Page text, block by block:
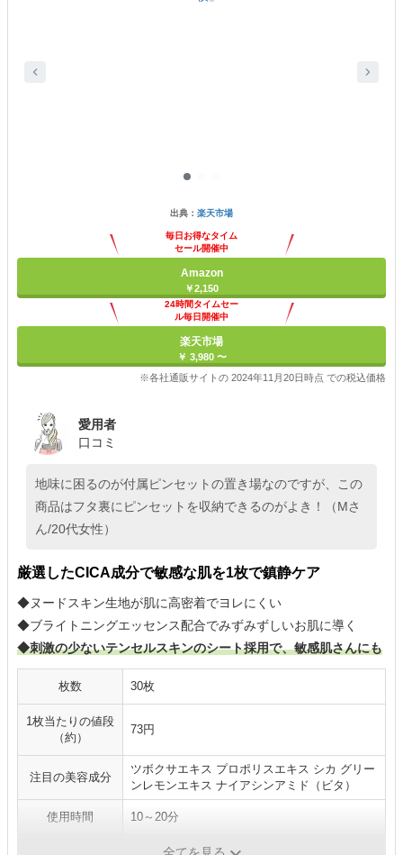
出典： 楽天市場
毎日お得なタイム
セール開催中
Amazon
￥2,150
24時間タイムセー
ル毎日開催中
楽天市場
￥ 3,980 〜
※各社通販サイトの 2024年11月20日時点 での税込価格
愛用者
口コミ
地味に困るのが付属ピンセットの置き場なのですが、この
商品はフタ裏にピンセットを収納できるのがよき！（Mさ
ん/20代女性）
厳選したCICA成分で敏感な肌を1枚で鎮静ケア
◆ヌードスキン生地が肌に高密着でヨレにくい
◆ブライトニングエッセンス配合でみずみずしいお肌に導く
◆刺激の少ないテンセルスキンのシート採用で、敏感肌さんにも
枚数 30枚
1枚当たりの値段
（約）
73円
注目の美容成分
ツボクサエキス プロポリスエキス シカ グリー
ンレモンエキス ナイアシンアミド（ビタ）
使用時間 10～20分
全てを見る